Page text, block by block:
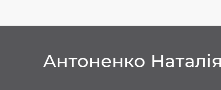
Антоненко